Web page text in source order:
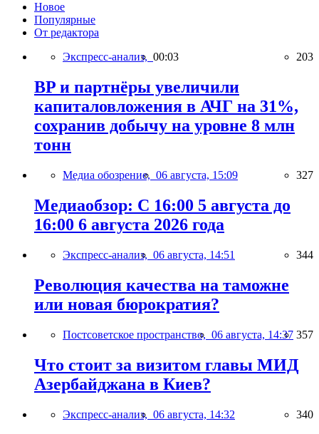
Новое
Популярные
От редактора
Экспресс-анализ, 00:03 203
BP и партнёры увеличили
капиталовложения в АЧГ на 31%,
сохранив добычу на уровне 8 млн
тонн
Медиа обозрение, 06 августа, 15:09 327
Медиаобзор: С 16:00 5 августа до
16:00 6 августа 2026 года
Экспресс-анализ, 06 августа, 14:51 344
Революция качества на таможне
или новая бюрократия?
Постсоветское пространство, 06 августа, 14:37 357
Что стоит за визитом главы МИД
Азербайджана в Киев?
Экспресс-анализ, 06 августа, 14:32 340